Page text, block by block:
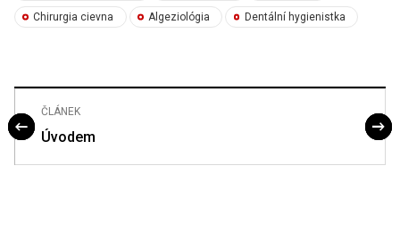
Chirurgia cievna Algeziológia Dentální hygienistka
ČLÁNEK
Úvodem